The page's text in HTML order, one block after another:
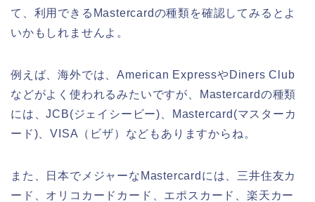
て、利用できるMastercardの種類を確認してみるとよ
いかもしれませんよ。
例えば、海外では、American ExpressやDiners Club
などがよく使われるみたいですが、Mastercardの種類
には、JCB(ジェイシービー)、Mastercard(マスターカ
ード)、VISA（ビザ）などもありますからね。
また、日本でメジャーなMastercardには、三井住友カ
ード、オリコカードカード、エポスカード、楽天カー